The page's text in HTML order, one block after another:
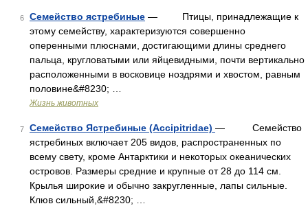
6 Семейство ястребиные — Птицы, принадлежащие к
этому семейству, характеризуются совершенно
оперенными плюснами, достигающими длины среднего
пальца, кругловатыми или яйцевидными, почти вертикально
расположенными в восковице ноздрями и хвостом, равным
половине&#8230; …
Жизнь животных
7 Семейство Ястребиные (Accipitridae) — Семейство
ястребиных включает 205 видов, распространенных по
всему свету, кроме Антарктики и некоторых океанических
островов. Размеры средние и крупные от 28 до 114 см.
Крылья широкие и обычно закругленные, лапы сильные.
Клюв сильный,&#8230; …